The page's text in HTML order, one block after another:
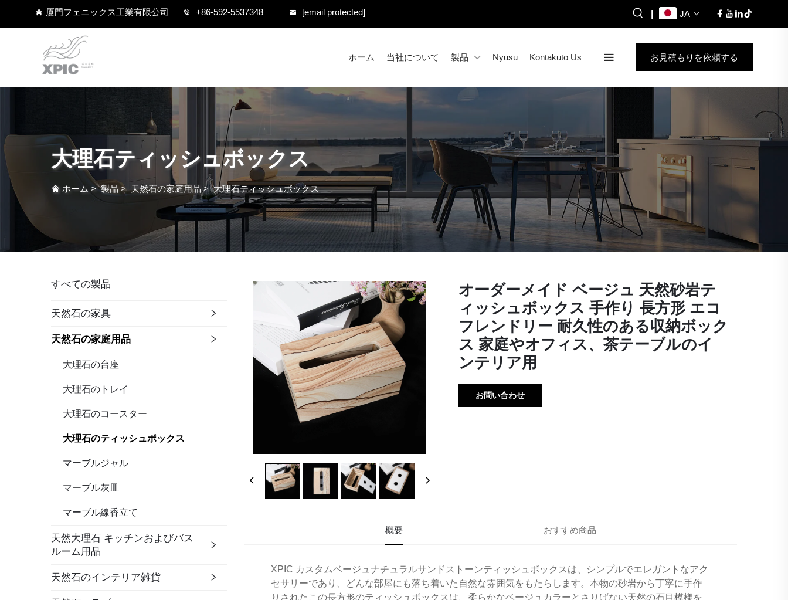
厦門フェニックス工業有限公司 +86-592-5537348 [email protected] JA
ホーム 当社について 製品 Nyūsu Kontakuto Us お見積もりを依頼する
大理石ティッシュボックス
ホーム >製品 >天然石の家庭用品>大理石ティッシュボックス
すべての製品
天然石の家具
天然石の家庭用品
大理石の台座
大理石のトレイ
大理石のコースター
大理石のティッシュボックス
マーブルジャル
マーブル灰皿
マーブル線香立て
天然大理石 キッチンおよびバス
ルーム用品
天然石のインテリア雑貨
オーダーメイド ベージュ 天然砂岩テ
ィッシュボックス 手作り 長方形 エコ
フレンドリー 耐久性のある収納ボック
ス 家庭やオフィス、茶テーブルのイ
ンテリア用
お問い合わせ
概要 おすすめ商品
XPIC カスタムベージュナチュラルサンドストーンティッシュボックスは、シンプルでエレガントなアク
セサリーであり、どんな部屋にも落ち着いた自然な雰囲気をもたらします。本物の砂岩から丁寧に手作
りされたこの長方形のティッシュボックスは、柔らかなベージュカラーとさりげない天然の石目模様を